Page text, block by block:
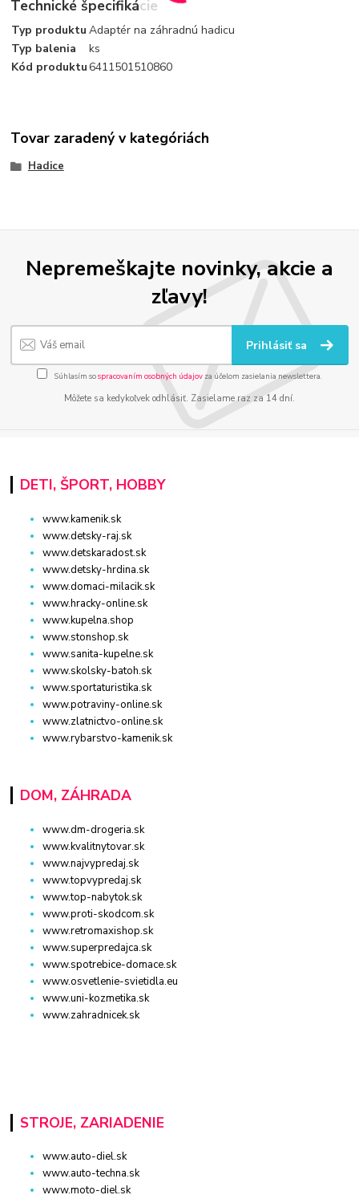
Technické špecifikácie
Typ produktu Adaptér na záhradnú hadicu
Typ balenia
ks
Kód produktu6411501510860
Tovar zaradený v kategóriách
Hadice
Nepremeškajte novinky, akcie a
zľavy!
Prihlásiť sa
Súhlasím sospracovaním osobných údajov za účelom zasielania newslettera.
Môžete sa kedykoľvek odhlásiť. Zasielame raz za 14 dní.
DETI, ŠPORT, HOBBY
www.kamenik.sk
www.detsky-raj.sk
www.detskaradost.sk
www.detsky-hrdina.sk
www.domaci-milacik.sk
www.hracky-online.sk
www.kupelna.shop
www.stonshop.sk
www.sanita-kupelne.sk
www.skolsky-batoh.sk
www.sportaturistika.sk
www.potraviny-online.sk
www.zlatnictvo-online.sk
www.rybarstvo-kamenik.sk
DOM, ZÁHRADA
www.dm-drogeria.sk
www.kvalitnytovar.sk
www.najvypredaj.sk
www.topvypredaj.sk
www.top-nabytok.sk
www.proti-skodcom.sk
www.retromaxishop.sk
www.superpredajca.sk
www.spotrebice-domace.sk
www.osvetlenie-svietidla.eu
www.uni-kozmetika.sk
www.zahradnicek.sk
STROJE, ZARIADENIE
www.auto-diel.sk
www.auto-techna.sk
www.moto-diel.sk